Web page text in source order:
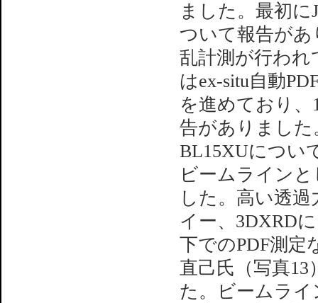
ました。最初に
ついて報告が
乱計測が行われ
はex-situ自動
を進めており、
告がありました
BL15XUについ
ビームライン
した。高い透
イー、3DXRD
下でのPDF測定
直己氏（写真
た。ビームラ